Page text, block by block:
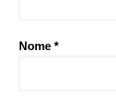
Nome *